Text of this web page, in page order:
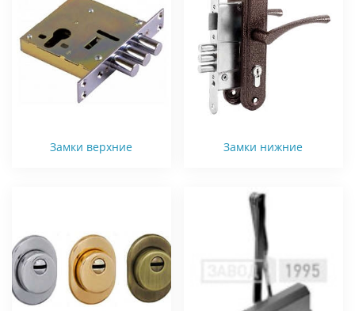
Замки верхние Замки нижние